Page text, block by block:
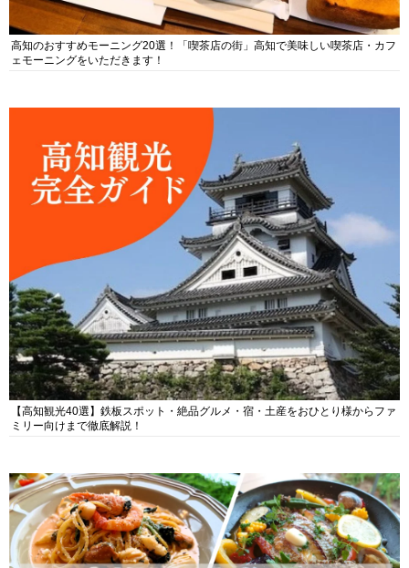
高知のおすすめモーニング20選！「喫茶店の街」高知で美味しい喫茶店・カフ
ェモーニングをいただきます！
【高知観光40選】鉄板スポット・絶品グルメ・宿・土産をおひとり様からファ
ミリー向けまで徹底解説！